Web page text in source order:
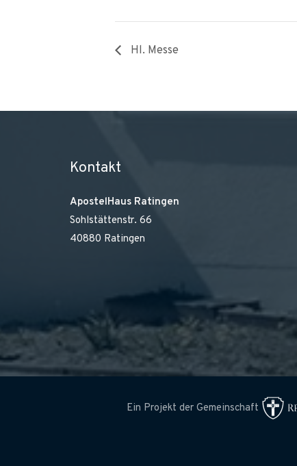
Hl. Messe
Kontakt
ApostelHaus Ratingen
Sohlstättenstr. 66
40880 Ratingen
Ein Projekt der Gemeinschaft